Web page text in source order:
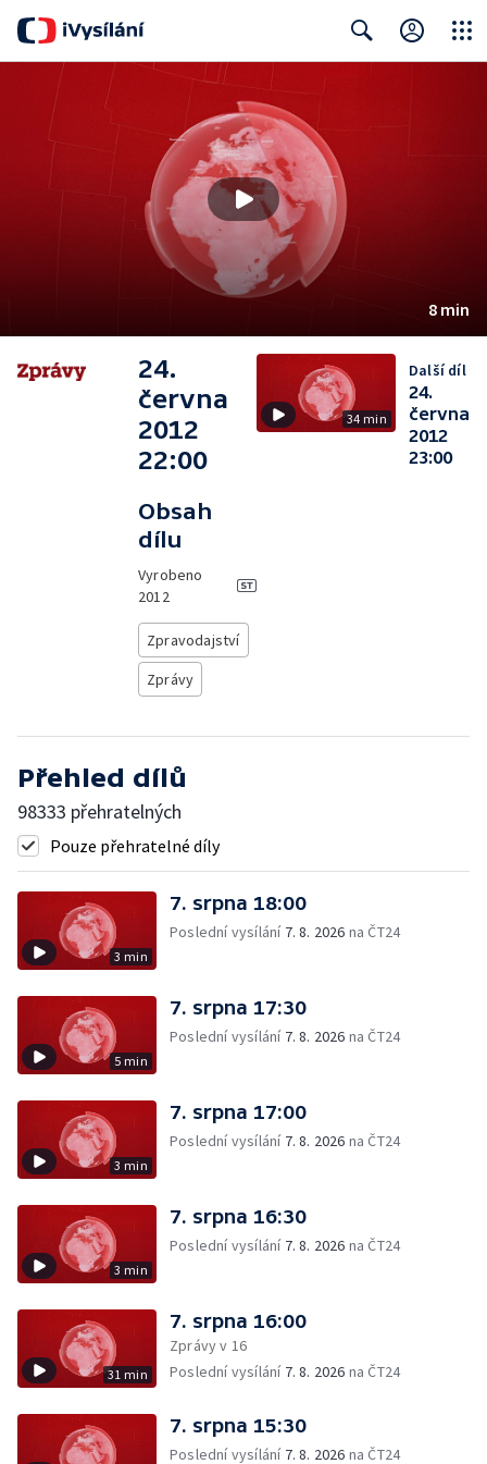
8 min
24.
června
2012
22:00
Obsah
dílu
Vyrobeno
2012
Zpravodajství
Zprávy
34 min
Další díl
24.
června
2012
23:00
Přehled dílů
98333 přehratelných
Pouze přehratelné díly
3 min
7. srpna 18:00
Poslední vysílání 7. 8. 2026 na ČT24
5 min
7. srpna 17:30
Poslední vysílání 7. 8. 2026 na ČT24
3 min
7. srpna 17:00
Poslední vysílání 7. 8. 2026 na ČT24
3 min
7. srpna 16:30
Poslední vysílání 7. 8. 2026 na ČT24
31 min
7. srpna 16:00
Zprávy v 16
Poslední vysílání 7. 8. 2026 na ČT24
7. srpna 15:30
Poslední vysílání 7. 8. 2026 na ČT24